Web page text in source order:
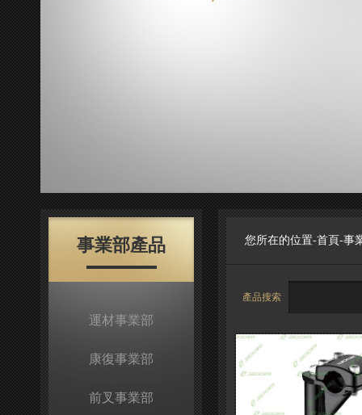
事業部產品
運材事業部
康復事業部
前叉事業部
您所在的位置-首頁-事
產品搜索